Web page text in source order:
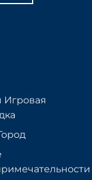
Игровая